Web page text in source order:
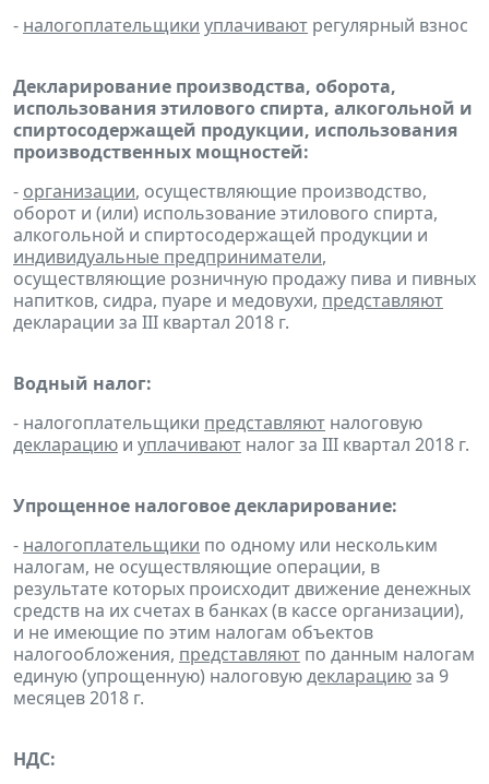
- налогоплательщики уплачивают регулярный взнос
Декларирование производства, оборота,
использования этилового спирта, алкогольной и
спиртосодержащей продукции, использования
производственных мощностей:
- организации, осуществляющие производство,
оборот и (или) использование этилового спирта,
алкогольной и спиртосодержащей продукции и
индивидуальные предприниматели,
осуществляющие розничную продажу пива и пивных
напитков, сидра, пуаре и медовухи, представляют
декларации за III квартал 2018 г.
Водный налог:
- налогоплательщики представляют налоговую
декларацию и уплачивают налог за III квартал 2018 г.
Упрощенное налоговое декларирование:
- налогоплательщики по одному или нескольким
налогам, не осуществляющие операции, в
результате которых происходит движение денежных
средств на их счетах в банках (в кассе организации),
и не имеющие по этим налогам объектов
налогообложения, представляют по данным налогам
единую (упрощенную) налоговуюдекларациюза 9
месяцев 2018 г.
НДС: